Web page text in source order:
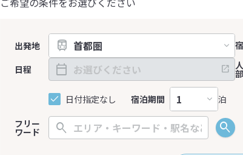
出発地
日程
日付指定なし 宿泊期間 泊
フリー
ワード